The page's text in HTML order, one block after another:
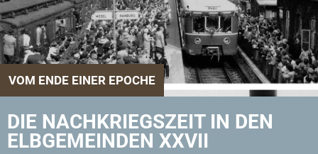
VOM ENDE EINER EPOCHE
DIE NACHKRIEGSZEIT IN DEN
ELBGEMEINDEN XXVII